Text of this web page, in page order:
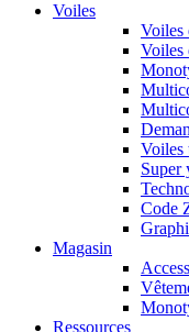
Voiles
Voiles
Voiles
Voiles
Super
Code
Magasin
Ressources